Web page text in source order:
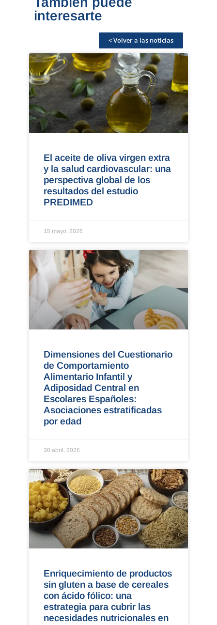
interesarte
< Volver a las noticias
El aceite de oliva virgen extra
y la salud cardiovascular: una
perspectiva global de los
resultados del estudio
PREDIMED
15 mayo, 2026
Dimensiones del Cuestionario
de Comportamiento
Alimentario Infantil y
Adiposidad Central en
Escolares Españoles:
Asociaciones estratificadas
por edad
30 abril, 2026
Enriquecimiento de productos
sin gluten a base de cereales
con ácido fólico: una
estrategia para cubrir las
necesidades nutricionales en